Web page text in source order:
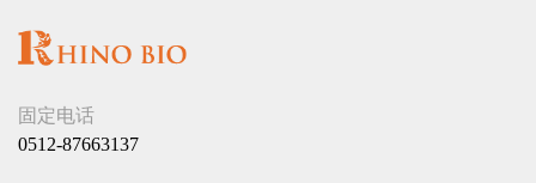
固定电话
0512-87663137